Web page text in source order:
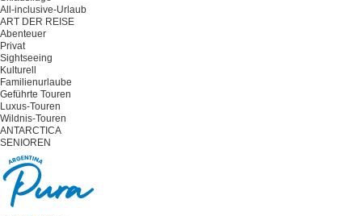
All-inclusive-Urlaub
ART DER REISE
Abenteuer
Privat
Sightseeing
Kulturell
Familienurlaube
Geführte Touren
Luxus-Touren
Wildnis-Touren
ANTARCTICA
SENIOREN